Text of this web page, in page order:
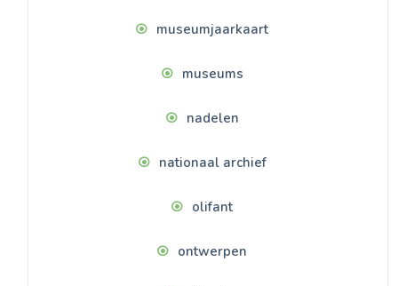
museumjaarkaart
museums
nadelen
nationaal archief
olifant
ontwerpen